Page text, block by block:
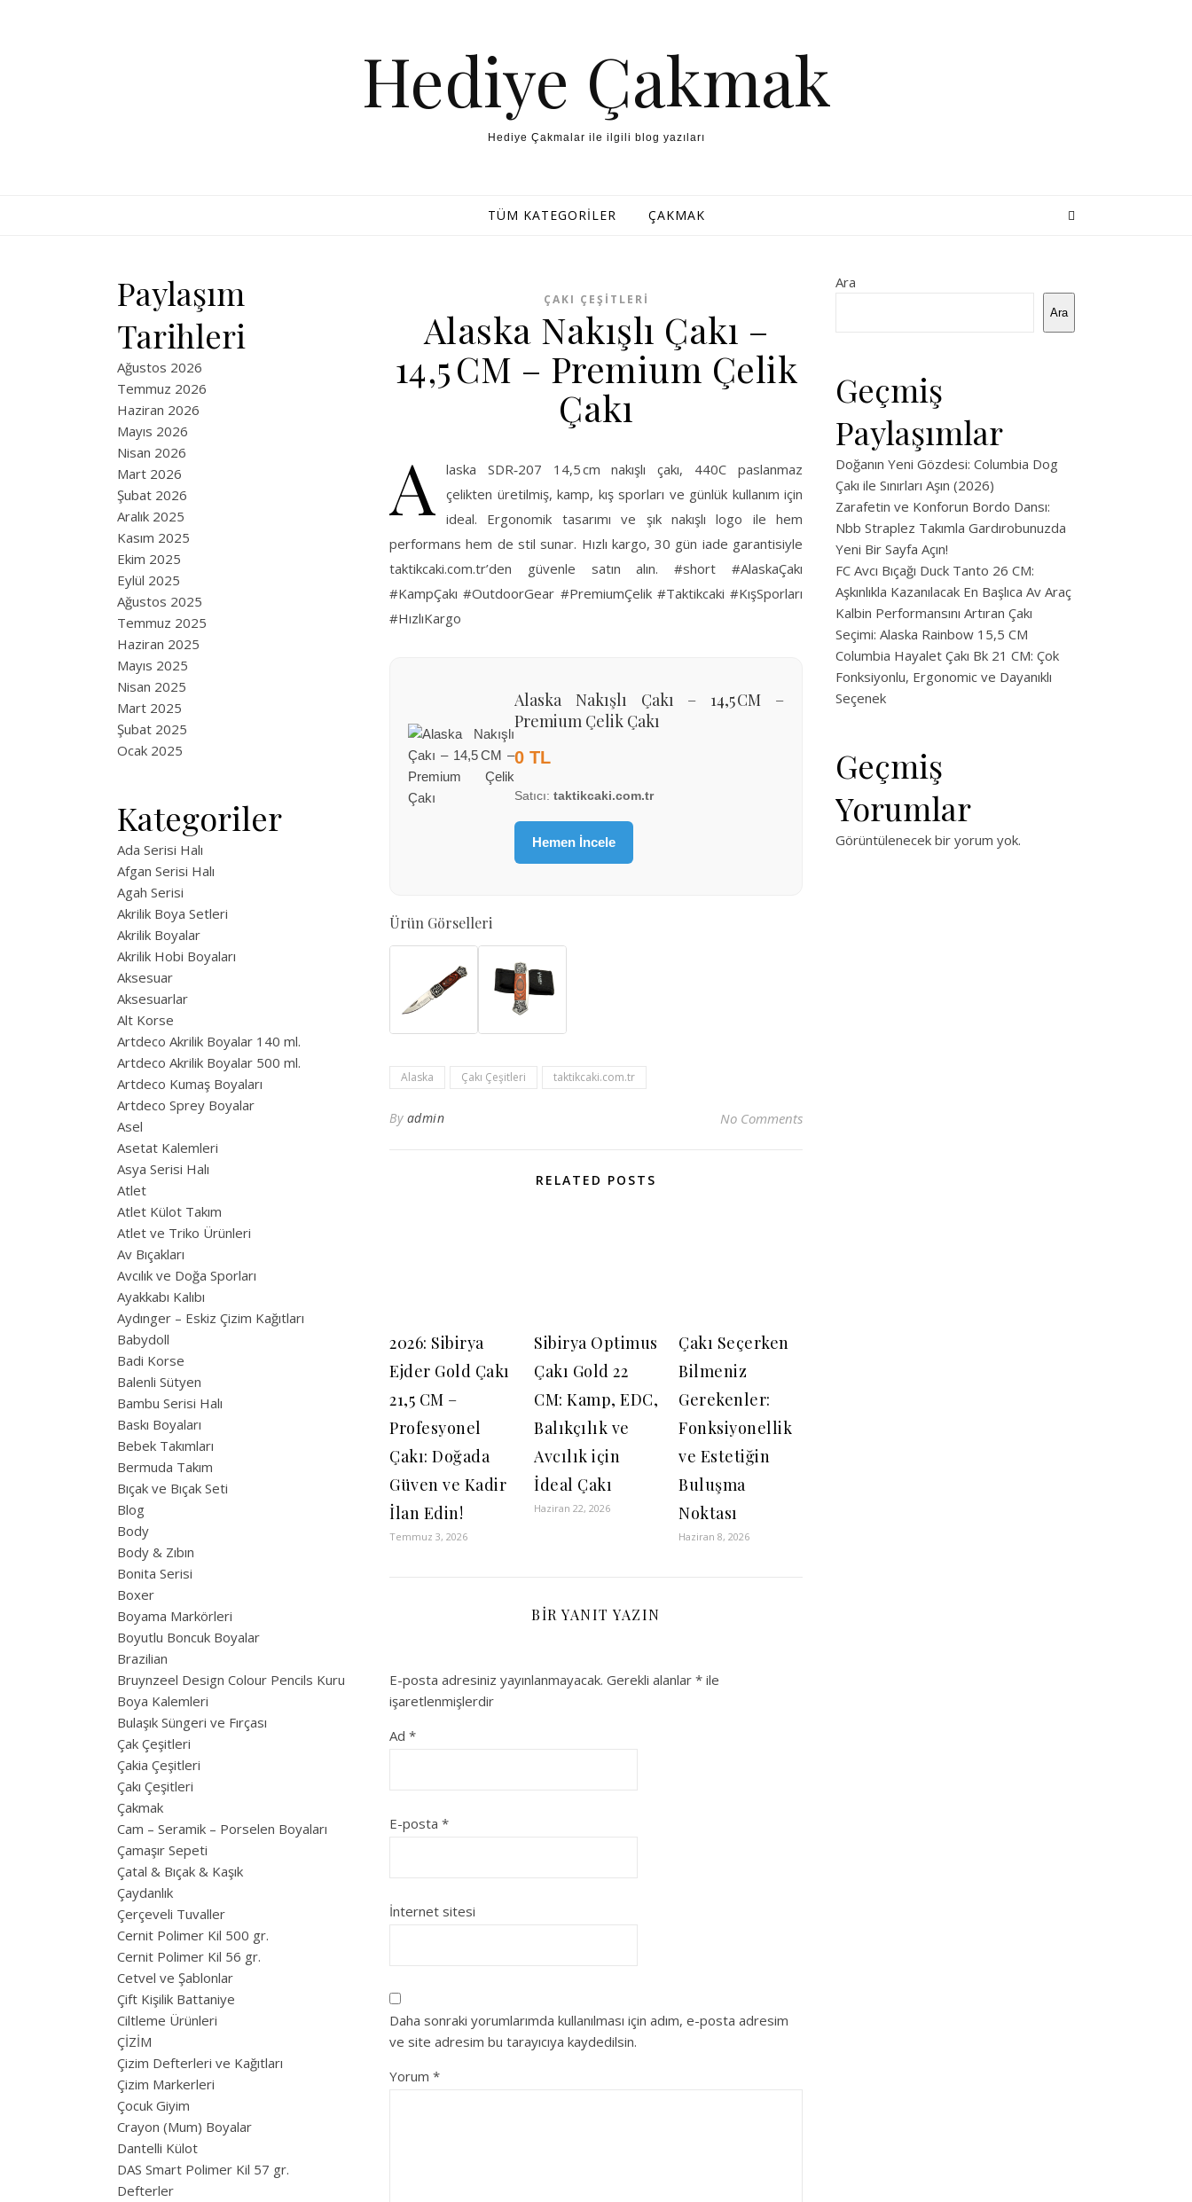
Hediye Çakmak
Hediye Çakmalar ile ilgili blog yazıları
TÜM KATEGORILER ÇAKMAK
Paylaşım
Tarihleri
Ağustos 2026
Temmuz 2026
Haziran 2026
Mayıs 2026
Nisan 2026
Mart 2026
Şubat 2026
Aralık 2025
Kasım 2025
Ekim 2025
Eylül 2025
Ağustos 2025
Temmuz 2025
Haziran 2025
Mayıs 2025
Nisan 2025
Mart 2025
Şubat 2025
Ocak 2025
Kategoriler
Ada Serisi Halı
Afgan Serisi Halı
Agah Serisi
Akrilik Boya Setleri
Akrilik Boyalar
Akrilik Hobi Boyaları
Aksesuar
Aksesuarlar
Alt Korse
Artdeco Akrilik Boyalar 140 ml.
Artdeco Akrilik Boyalar 500 ml.
Artdeco Kumaş Boyaları
Artdeco Sprey Boyalar
Asel
Asetat Kalemleri
Asya Serisi Halı
Atlet
Atlet Külot Takım
Atlet ve Triko Ürünleri
Av Bıçakları
Avcılık ve Doğa Sporları
Ayakkabı Kalıbı
Aydınger – Eskiz Çizim Kağıtları
Babydoll
Badi Korse
Balenli Sütyen
Bambu Serisi Halı
Baskı Boyaları
Bebek Takımları
Bermuda Takım
Bıçak ve Bıçak Seti
Blog
Body
Body & Zıbın
Bonita Serisi
Boxer
Boyama Markörleri
Boyutlu Boncuk Boyalar
Brazilian
Bruynzeel Design Colour Pencils Kuru
Boya Kalemleri
Bulaşık Süngeri ve Fırçası
Çak Çeşitleri
Çakia Çeşitleri
Çakı Çeşitleri
Çakmak
Cam – Seramik – Porselen Boyaları
Çamaşır Sepeti
Çatal & Bıçak & Kaşık
Çaydanlık
Çerçeveli Tuvaller
Cernit Polimer Kil 500 gr.
Cernit Polimer Kil 56 gr.
Cetvel ve Şablonlar
Çift Kişilik Battaniye
Ciltleme Ürünleri
ÇİZİM
Çizim Defterleri ve Kağıtları
Çizim Markerleri
Çocuk Giyim
Crayon (Mum) Boyalar
Dantelli Külot
DAS Smart Polimer Kil 57 gr.
Defterler
ÇAKI ÇEŞITLERI
Alaska Nakışlı Çakı –
14,5 CM – Premium Çelik
Çakı
A
laska SDR‑207 14,5 cm nakışlı çakı, 440C paslanmaz
çelikten üretilmiş, kamp, kış sporları ve günlük kullanım için
ideal. Ergonomik tasarımı ve şık nakışlı logo ile hem
performans hem de stil sunar. Hızlı kargo, 30 gün iade garantisiyle
taktikcaki.com.tr’den güvenle satın alın. #short #AlaskaÇakı
#KampÇakı #OutdoorGear #PremiumÇelik #Taktikcaki #KışSporları
#HızlıKargo
Alaska Nakışlı Çakı – 14,5 CM –
Premium Çelik Çakı
0 TL
Satıcı: taktikcaki.com.tr
Hemen İncele
Ürün Görselleri
Alaska Çakı Çeşitleri taktikcaki.com.tr
By admin No Comments
RELATED POSTS
2026: Sibirya
Ejder Gold Çakı
21,5 CM –
Profesyonel
Çakı: Doğada
Güven ve Kadir
İlan Edin!
Temmuz 3, 2026
Sibirya Optimus
Çakı Gold 22
CM: Kamp, EDC,
Balıkçılık ve
Avcılık için
İdeal Çakı
Haziran 22, 2026
Çakı Seçerken
Bilmeniz
Gerekenler:
Fonksiyonellik
ve Estetiğin
Buluşma
Noktası
Haziran 8, 2026
BIR YANIT YAZIN
E-posta adresiniz yayınlanmayacak. Gerekli alanlar * ile
işaretlenmişlerdir
Ad *
E-posta *
İnternet sitesi
Daha sonraki yorumlarımda kullanılması için adım, e-posta adresim
ve site adresim bu tarayıcıya kaydedilsin.
Yorum *
Ara
Ara
Geçmiş
Paylaşımlar
Doğanın Yeni Gözdesi: Columbia Dog
Çakı ile Sınırları Aşın (2026)
Zarafetin ve Konforun Bordo Dansı:
Nbb Straplez Takımla Gardırobunuzda
Yeni Bir Sayfa Açın!
FC Avcı Bıçağı Duck Tanto 26 CM:
Aşkınlıkla Kazanılacak En Başlıca Av Araç
Kalbin Performansını Artıran Çakı
Seçimi: Alaska Rainbow 15,5 CM
Columbia Hayalet Çakı Bk 21 CM: Çok
Fonksiyonlu, Ergonomic ve Dayanıklı
Seçenek
Geçmiş
Yorumlar
Görüntülenecek bir yorum yok.